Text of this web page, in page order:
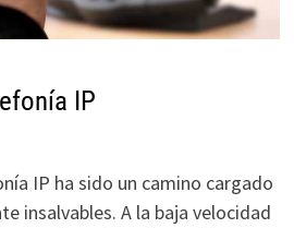
IP
IP ha sido un camino cargado
insalvables. A la baja velocidad